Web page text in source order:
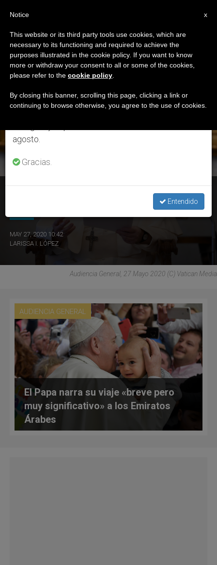
ETIQUETA
Posts Tagged
‘Génesis’
ÚLTIMAS NOTICIAS
MAY 27, 2020 10:42
LARISSA I. LÓPEZ
Audiencia General, 27 Mayo 2020 (C) Vatican Media
AUDIENCIA GENERAL
El Papa narra su viaje «breve pero
muy significativo» a los Emiratos
Árabes
×
Aviso importante
Del 27 de julio al 7 de agosto haremos la pausa
anual, aprovechando que en el periodo de verano
se generan menos informaciones y también el
agosto.
Gracias.
Entendido
x
Notice
This website or its third party tools use cookies, which are
necessary to its functioning and required to achieve the
purposes illustrated in the cookie policy. If you want to know
more or withdraw your consent to all or some of the cookies,
please refer to the cookie policy
By closing this banner, scrolling this page, clicking a link or
continuing to browse otherwise, you agree to the use of cookies.